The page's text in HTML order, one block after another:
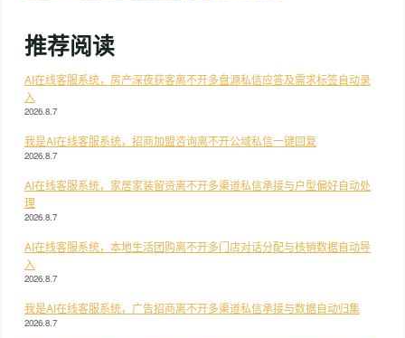
推荐阅读
AI在线客服系统，房产深夜获客离不开多盘源私信应答及需求标签自动录
入
2026.8.7
我是AI在线客服系统，招商加盟咨询离不开公域私信一键回复
2026.8.7
AI在线客服系统，家居家装留资离不开多渠道私信承接与户型偏好自动处
理
2026.8.7
AI在线客服系统，本地生活团购离不开多门店对话分配与核销数据自动导
入
2026.8.7
我是AI在线客服系统，广告招商离不开多渠道私信承接与数据自动归集
2026.8.7